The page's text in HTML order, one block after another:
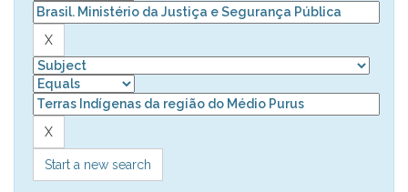
Start a new search